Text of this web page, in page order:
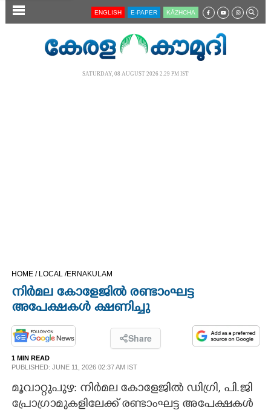
SECTIONS
LIFESTYLE
ENGLISH E-PAPER KĀZHCHA
SATURDAY, 08 AUGUST 2026 2.29 PM IST
HOME / LOCAL /ERNAKULAM
നിർമല കോളേജിൽ രണ്ടാംഘട്ട
അപേക്ഷകൾ ക്ഷണിച്ചു
Share
1 MIN READ
PUBLISHED: JUNE 11, 2026 02:37 AM IST
മൂവാറ്റുപുഴ: നിർമല കോളേജിൽ ഡിഗ്രി, പി.ജി
പ്രോഗ്രാമുകളിലേക്ക് രണ്ടാംഘട്ട അപേക്ഷകൾ